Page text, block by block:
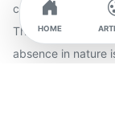
HOME
clearly legible…
This contrast
absence in nature